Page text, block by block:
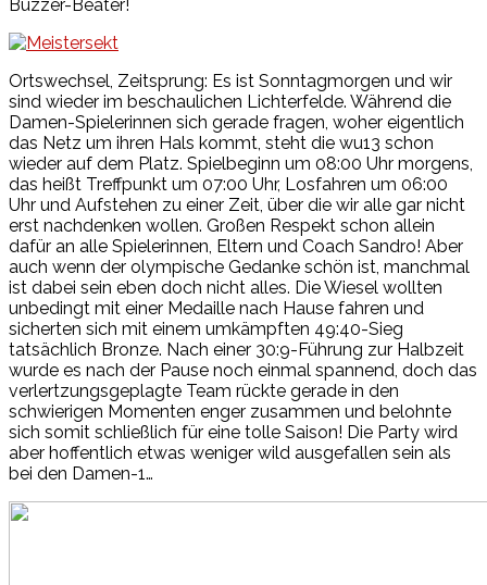
Buzzer-Beater!
Ortswechsel, Zeitsprung: Es ist Sonntagmorgen und wir
sind wieder im beschaulichen Lichterfelde. Während die
Damen-Spielerinnen sich gerade fragen, woher eigentlich
das Netz um ihren Hals kommt, steht die wu13 schon
wieder auf dem Platz. Spielbeginn um 08:00 Uhr morgens,
das heißt Treffpunkt um 07:00 Uhr, Losfahren um 06:00
Uhr und Aufstehen zu einer Zeit, über die wir alle gar nicht
erst nachdenken wollen. Großen Respekt schon allein
dafür an alle Spielerinnen, Eltern und Coach Sandro! Aber
auch wenn der olympische Gedanke schön ist, manchmal
ist dabei sein eben doch nicht alles. Die Wiesel wollten
unbedingt mit einer Medaille nach Hause fahren und
sicherten sich mit einem umkämpften 49:40-Sieg
tatsächlich Bronze. Nach einer 30:9-Führung zur Halbzeit
wurde es nach der Pause noch einmal spannend, doch das
verlertzungsgeplagte Team rückte gerade in den
schwierigen Momenten enger zusammen und belohnte
sich somit schließlich für eine tolle Saison! Die Party wird
aber hoffentlich etwas weniger wild ausgefallen sein als
bei den Damen-1…